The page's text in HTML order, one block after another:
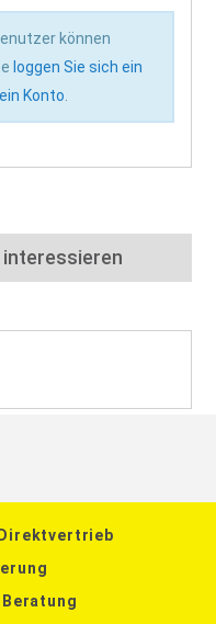
können
loggen Sie sich ein
Konto.
interessieren